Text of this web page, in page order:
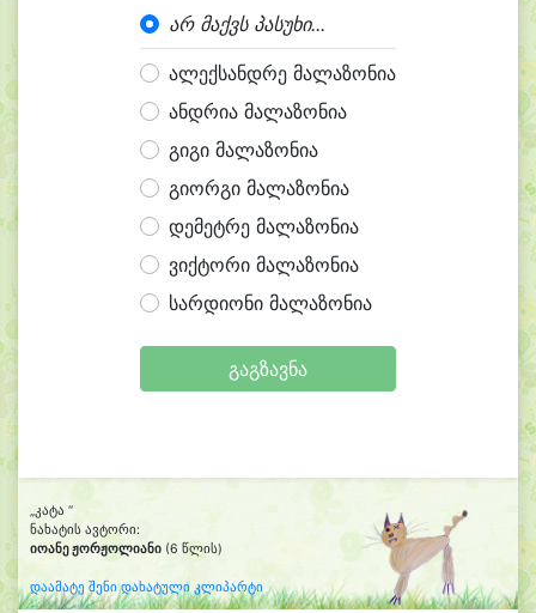
არ მაქვს პასუხი...
ალექსანდრე მალაზონია
ანდრია მალაზონია
გიგი მალაზონია
გიორგი მალაზონია
დემეტრე მალაზონია
ვიქტორი მალაზონია
სარდიონი მალაზონია
გაგზავნა
„კატა “
ნახატის ავტორი:
იოანე ჟორჟოლიანი (6 წლის)
დაამატე შენი დახატული კლიპარტი